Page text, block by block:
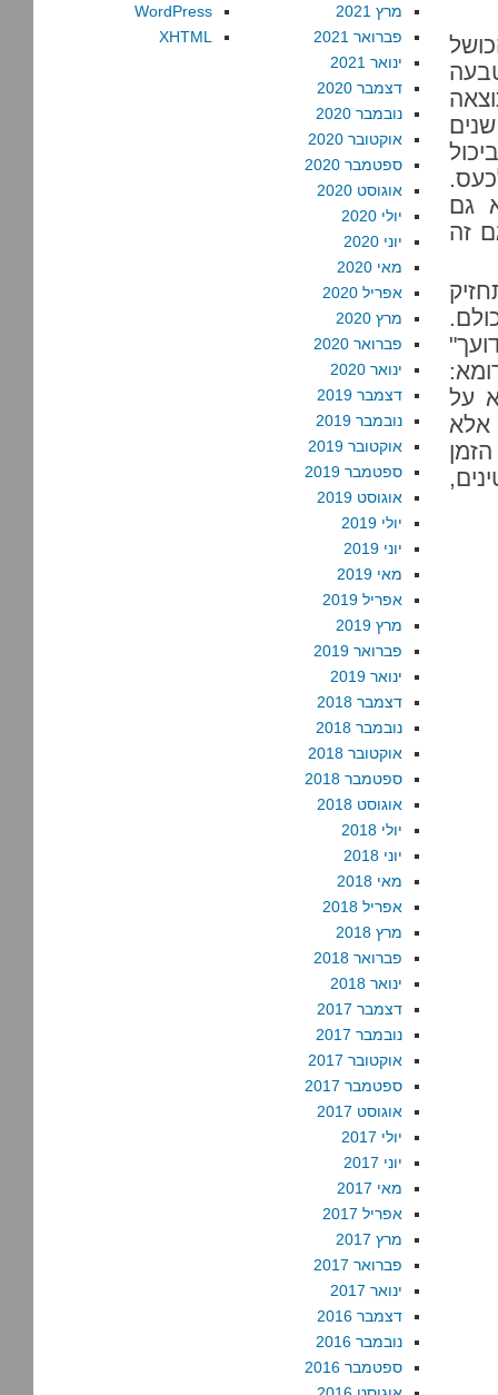
שפרס הפסיד – לראשונה מזה 15 שנים
גם
זה
על
אלא
מרץ 2021
פברואר 2021
ינואר 2021
דצמבר 2020
נובמבר 2020
אוקטובר 2020
ספטמבר 2020
אוגוסט 2020
יולי 2020
יוני 2020
מאי 2020
אפריל 2020
מרץ 2020
פברואר 2020
ינואר 2020
דצמבר 2019
נובמבר 2019
אוקטובר 2019
ספטמבר 2019
אוגוסט 2019
יולי 2019
יוני 2019
מאי 2019
אפריל 2019
מרץ 2019
פברואר 2019
ינואר 2019
דצמבר 2018
נובמבר 2018
אוקטובר 2018
ספטמבר 2018
אוגוסט 2018
יולי 2018
יוני 2018
מאי 2018
אפריל 2018
מרץ 2018
פברואר 2018
ינואר 2018
דצמבר 2017
נובמבר 2017
אוקטובר 2017
ספטמבר 2017
אוגוסט 2017
יולי 2017
יוני 2017
מאי 2017
אפריל 2017
מרץ 2017
פברואר 2017
ינואר 2017
דצמבר 2016
נובמבר 2016
ספטמבר 2016
WordPress
XHTML